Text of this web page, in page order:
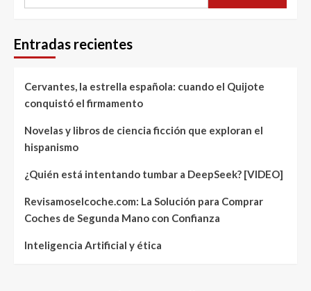
Entradas recientes
Cervantes, la estrella española: cuando el Quijote
conquistó el firmamento
Novelas y libros de ciencia ficción que exploran el
hispanismo
¿Quién está intentando tumbar a DeepSeek? [VIDEO]
Revisamoselcoche.com: La Solución para Comprar
Coches de Segunda Mano con Confianza
Inteligencia Artificial y ética